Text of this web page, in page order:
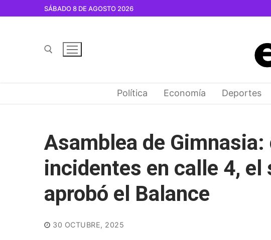
SÁBADO 8 DE AGOSTO 2026
Política Economía Deportes
Asamblea de
incidentes en calle 4, el
aprobó el Balance
30 OCTUBRE, 2025